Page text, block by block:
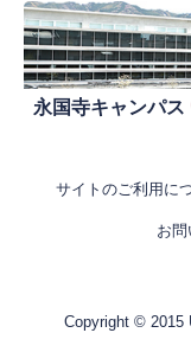
永国寺キャンパス
サイトのご利用に
お
Copyright © 2015